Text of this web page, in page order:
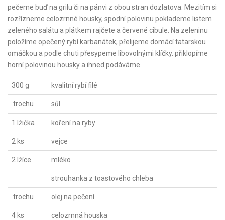
pečeme buď na grilu či na pánvi z obou stran dozlatova. Mezitím si
rozřízneme celozrnné housky, spodní polovinu poklademe listem
zeleného salátu a plátkem rajčete a červené cibule. Na zeleninu
položíme opečený rybí karbanátek, přelijeme domácí tatarskou
omáčkou a podle chuti přesypeme libovolnými klíčky. přiklopíme
horní polovinou housky a ihned podáváme.
300 g kvalitní rybí filé
trochu sůl
1 lžička koření na ryby
2 ks vejce
2 lžíce mléko
strouhanka z toastového chleba
trochu olej na pečení
4 ks celozrnná houska